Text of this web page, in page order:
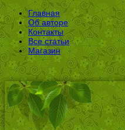
Главная
Об авторе
Контакты
Все статьи
Магазин